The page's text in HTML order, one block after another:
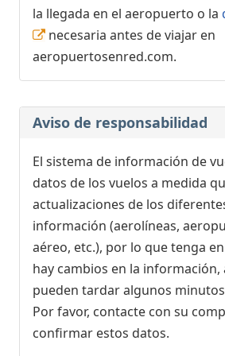
la llegada en el aeropuerto o la
necesaria antes de viajar en
aeropuertosenred.com.
Aviso de responsabilidad
El sistema de información de
datos de los vuelos a medida
actualizaciones de los
información (aerolíneas,
aéreo, etc.), por lo que tenga
hay cambios en la
pueden tardar algunos
Por favor, contacte con su
confirmar estos datos.